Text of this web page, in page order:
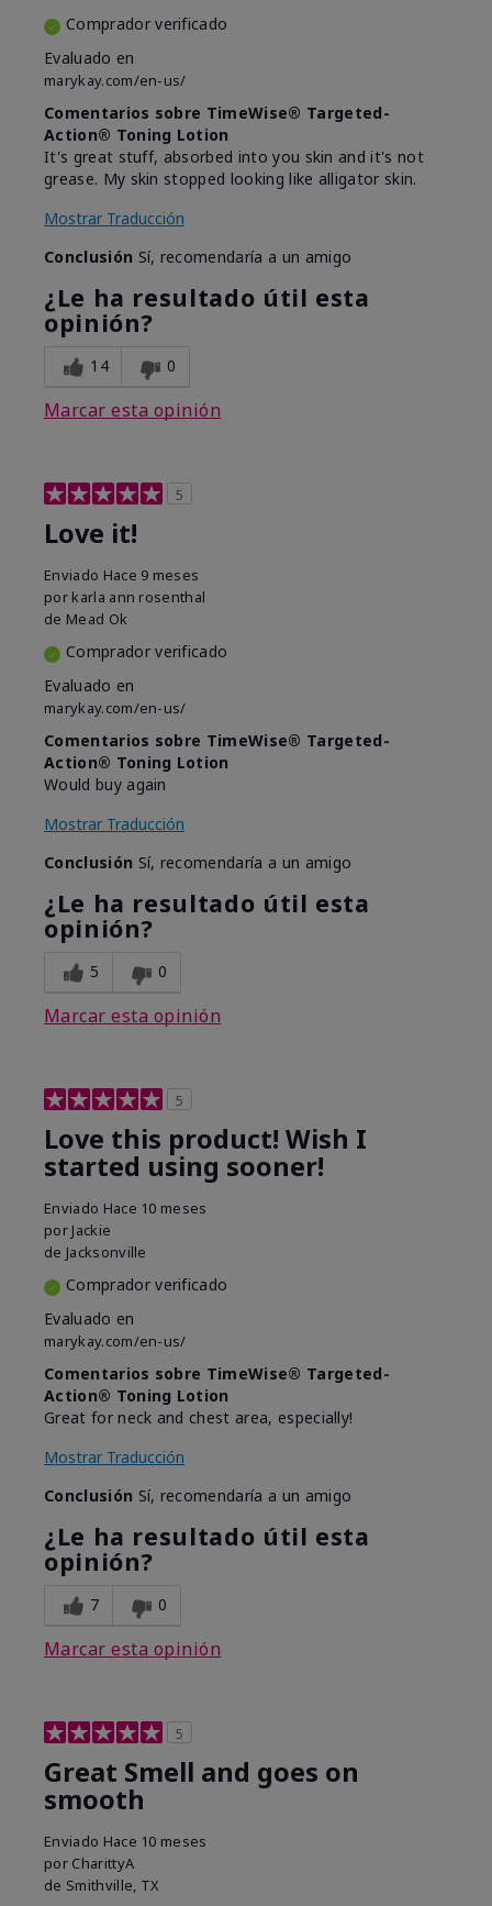
Comprador verificado
Evaluado en
marykay.com/en-us/
Comentarios sobre TimeWise® Targeted-
Action® Toning Lotion
It's great stuff, absorbed into you skin and it's not
grease. My skin stopped looking like alligator skin.
Mostrar Traducción
Conclusión Sí, recomendaría a un amigo
¿Le ha resultado útil esta
opinión?
14 0
Marcar esta opinión
5
Love it!
Enviado Hace 9 meses
por karla ann rosenthal
de Mead Ok
Comprador verificado
Evaluado en
marykay.com/en-us/
Comentarios sobre TimeWise® Targeted-
Action® Toning Lotion
Would buy again
Mostrar Traducción
Conclusión Sí, recomendaría a un amigo
¿Le ha resultado útil esta
opinión?
5 0
Marcar esta opinión
5
Love this product! Wish I
started using sooner!
Enviado Hace 10 meses
por Jackie
de Jacksonville
Comprador verificado
Evaluado en
marykay.com/en-us/
Comentarios sobre TimeWise® Targeted-
Action® Toning Lotion
Great for neck and chest area, especially!
Mostrar Traducción
Conclusión Sí, recomendaría a un amigo
¿Le ha resultado útil esta
opinión?
7 0
Marcar esta opinión
5
Great Smell and goes on
smooth
Enviado Hace 10 meses
por CharittyA
de Smithville, TX